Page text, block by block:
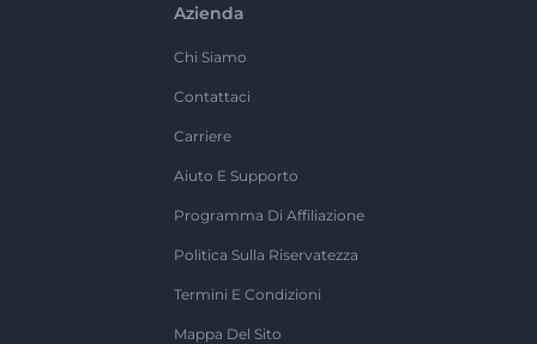
Azienda
Chi Siamo
Contattaci
Carriere
Aiuto E Supporto
Programma Di Affiliazione
Politica Sulla Riservatezza
Termini E Condizioni
Mappa Del Sito